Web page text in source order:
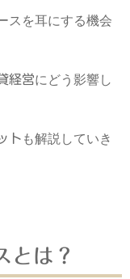
スを耳にする機会
経営にどう影響し
ト も解説していき
とは？